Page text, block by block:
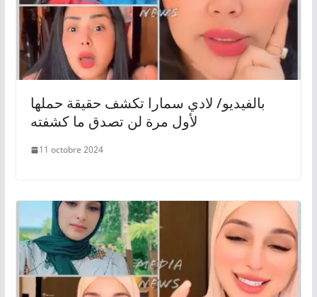
بالفيديو/ لادي سمارا تكشف حقيقة حملها
لأول مرة لن تصدق ما كشفته
11 octobre 2024